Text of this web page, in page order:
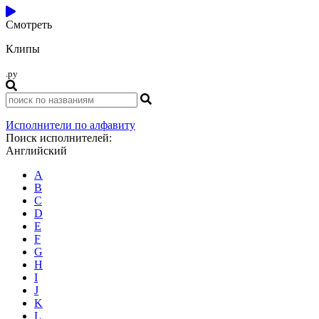
Смотреть
Клипы
.ру
Исполнители по алфавиту
Поиск исполнителей:
Английский
A
B
C
D
E
F
G
H
I
J
K
L